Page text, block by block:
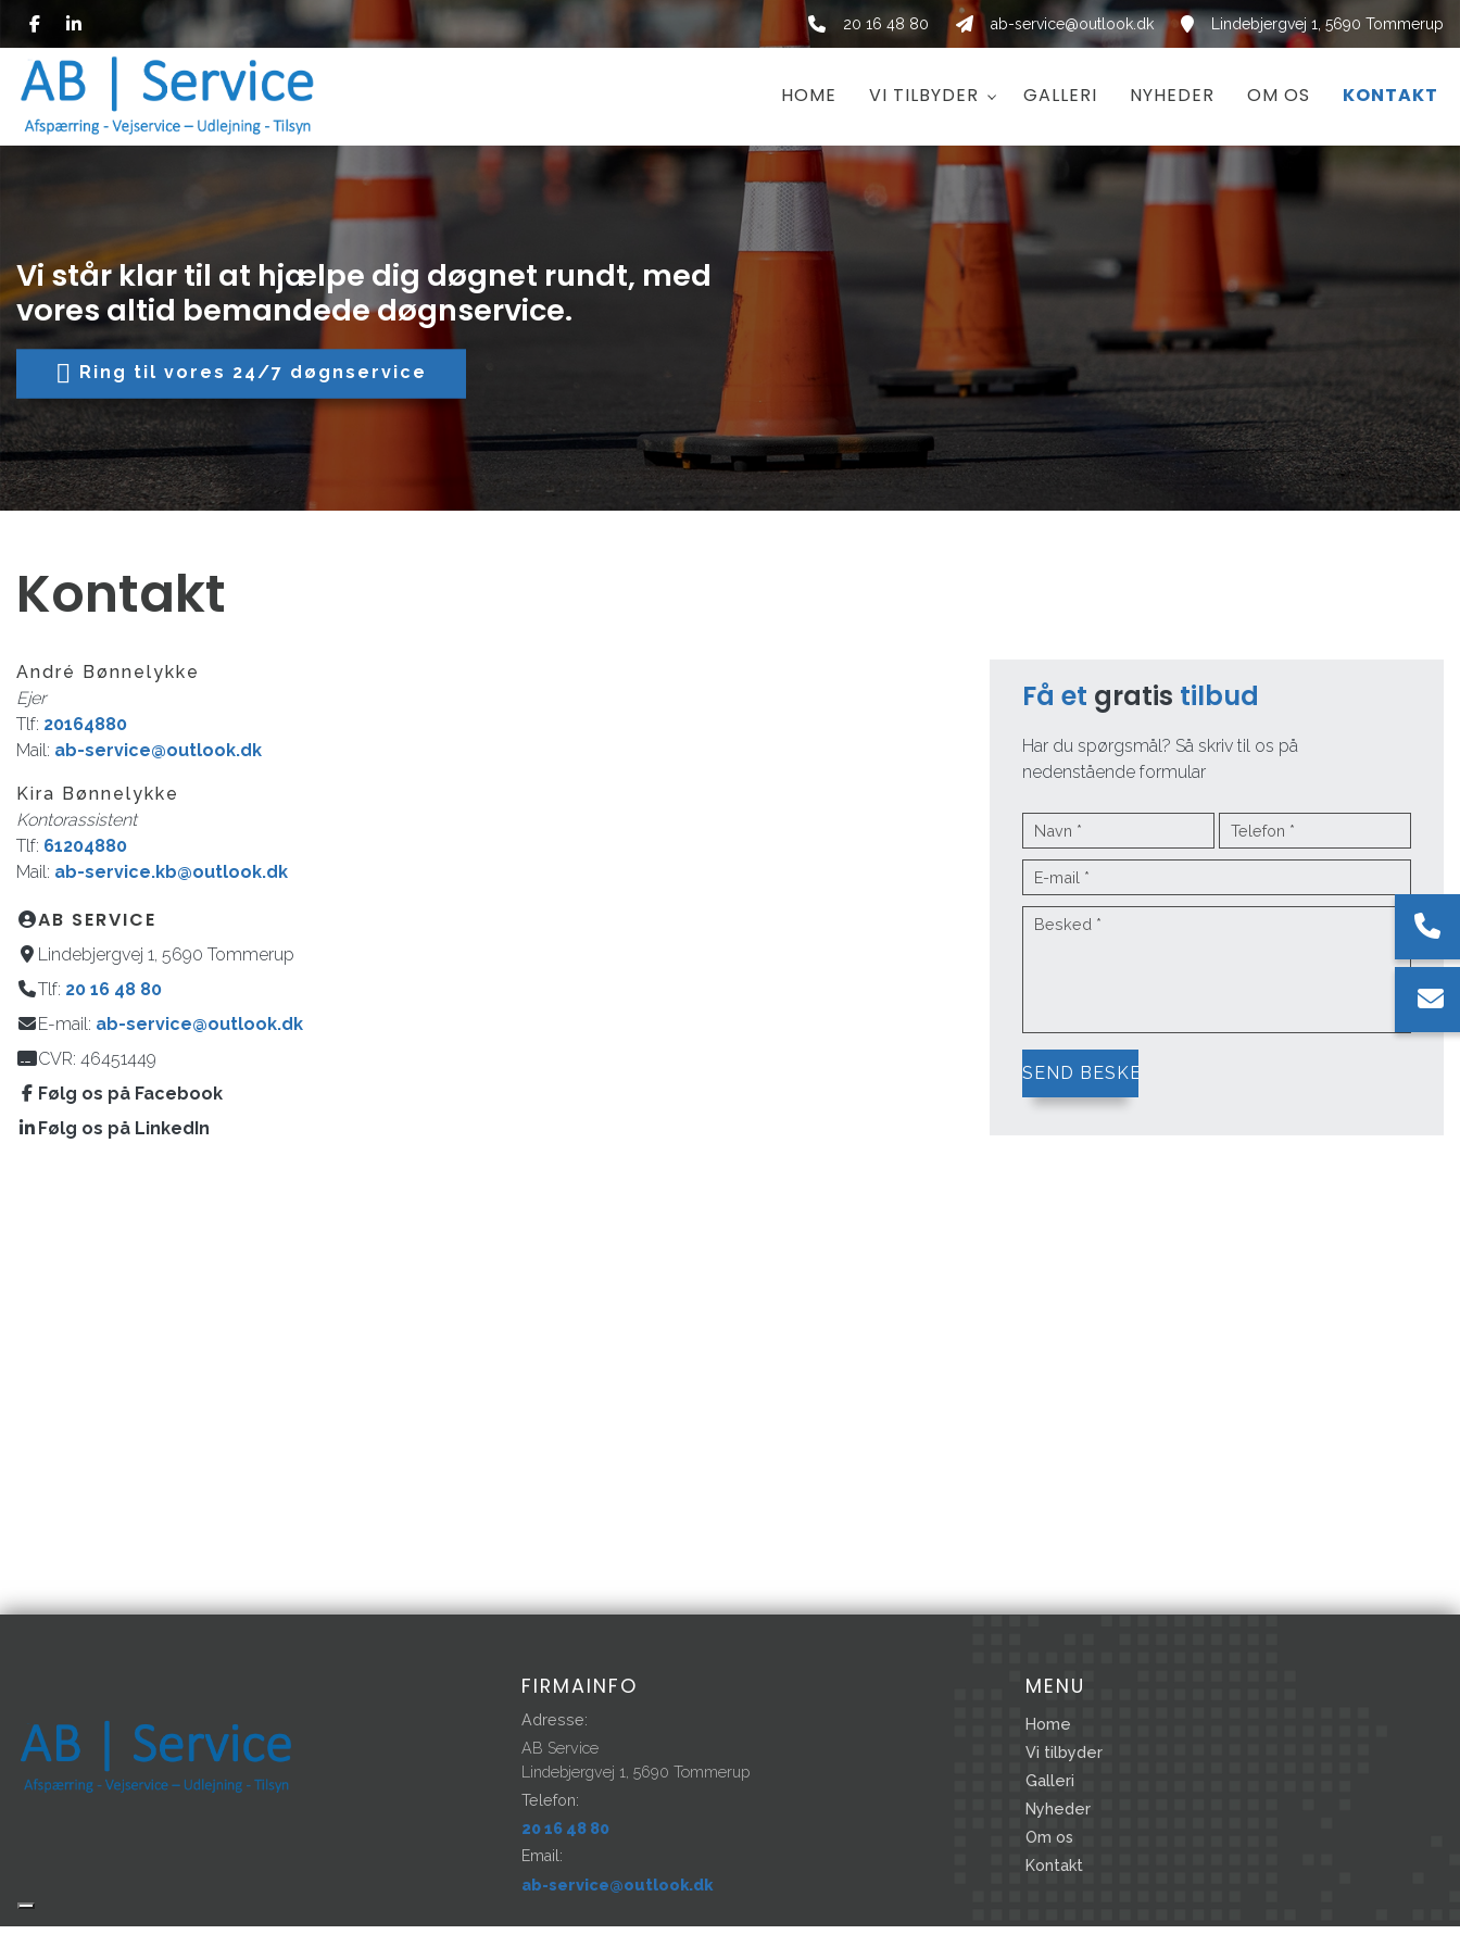
Skip
main
content
20 16 48 80 ab-service@outlook.dk Lindebjergvej 1, 5690 Tommerup
HOME VI TILBYDER GALLERI NYHEDER OM OS KONTAKT
Vi står klar til at hjælpe dig døgnet rundt, med
vores altid bemandede døgnservice.
Ring til vores 24/7 døgnservice
Kontakt
André Bønnelykke
Ejer
Tlf: 20164880
Mail: ab-service@outlook.dk
Kira Bønnelykke
Kontorassistent
Tlf: 61204880
Mail: ab-service.kb@outlook.dk
AB SERVICE
Lindebjergvej 1, 5690 Tommerup
Tlf: 20 16 48 80
E-mail: ab-service@outlook.dk
CVR: 46451449
Følg os på Facebook
Følg os på LinkedIn
Få et gratis tilbud
Har du spørgsmål? Så skriv til os på
nedenstående formular
FIRMAINFO
Adresse:
AB Service
Lindebjergvej 1, 5690 Tommerup
Telefon:
20 16 48 80
Email:
ab-service@outlook.dk
MENU
Home
Vi tilbyder
Galleri
Nyheder
Om os
Kontakt
Copyright © 2026 - AB Service